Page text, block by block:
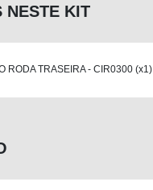
NESTE KIT
RODA TRASEIRA - CIR0300 (x1)